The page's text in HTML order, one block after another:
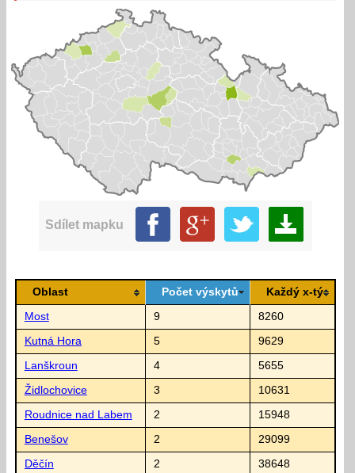
Sdílet mapku
Oblast Počet výskytů Každý x-tý
Most 9 8260
Kutná Hora 5 9629
Lanškroun 4 5655
Židlochovice 3 10631
Roudnice nad Labem 2 15948
Benešov 2 29099
Děčín 2 38648